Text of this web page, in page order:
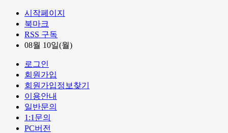
시작페이지
북마크
RSS 구독
08월 10일(월)
로그인
회원가입
회원가입정보찾기
이용안내
일반문의
1:1문의
PC버전